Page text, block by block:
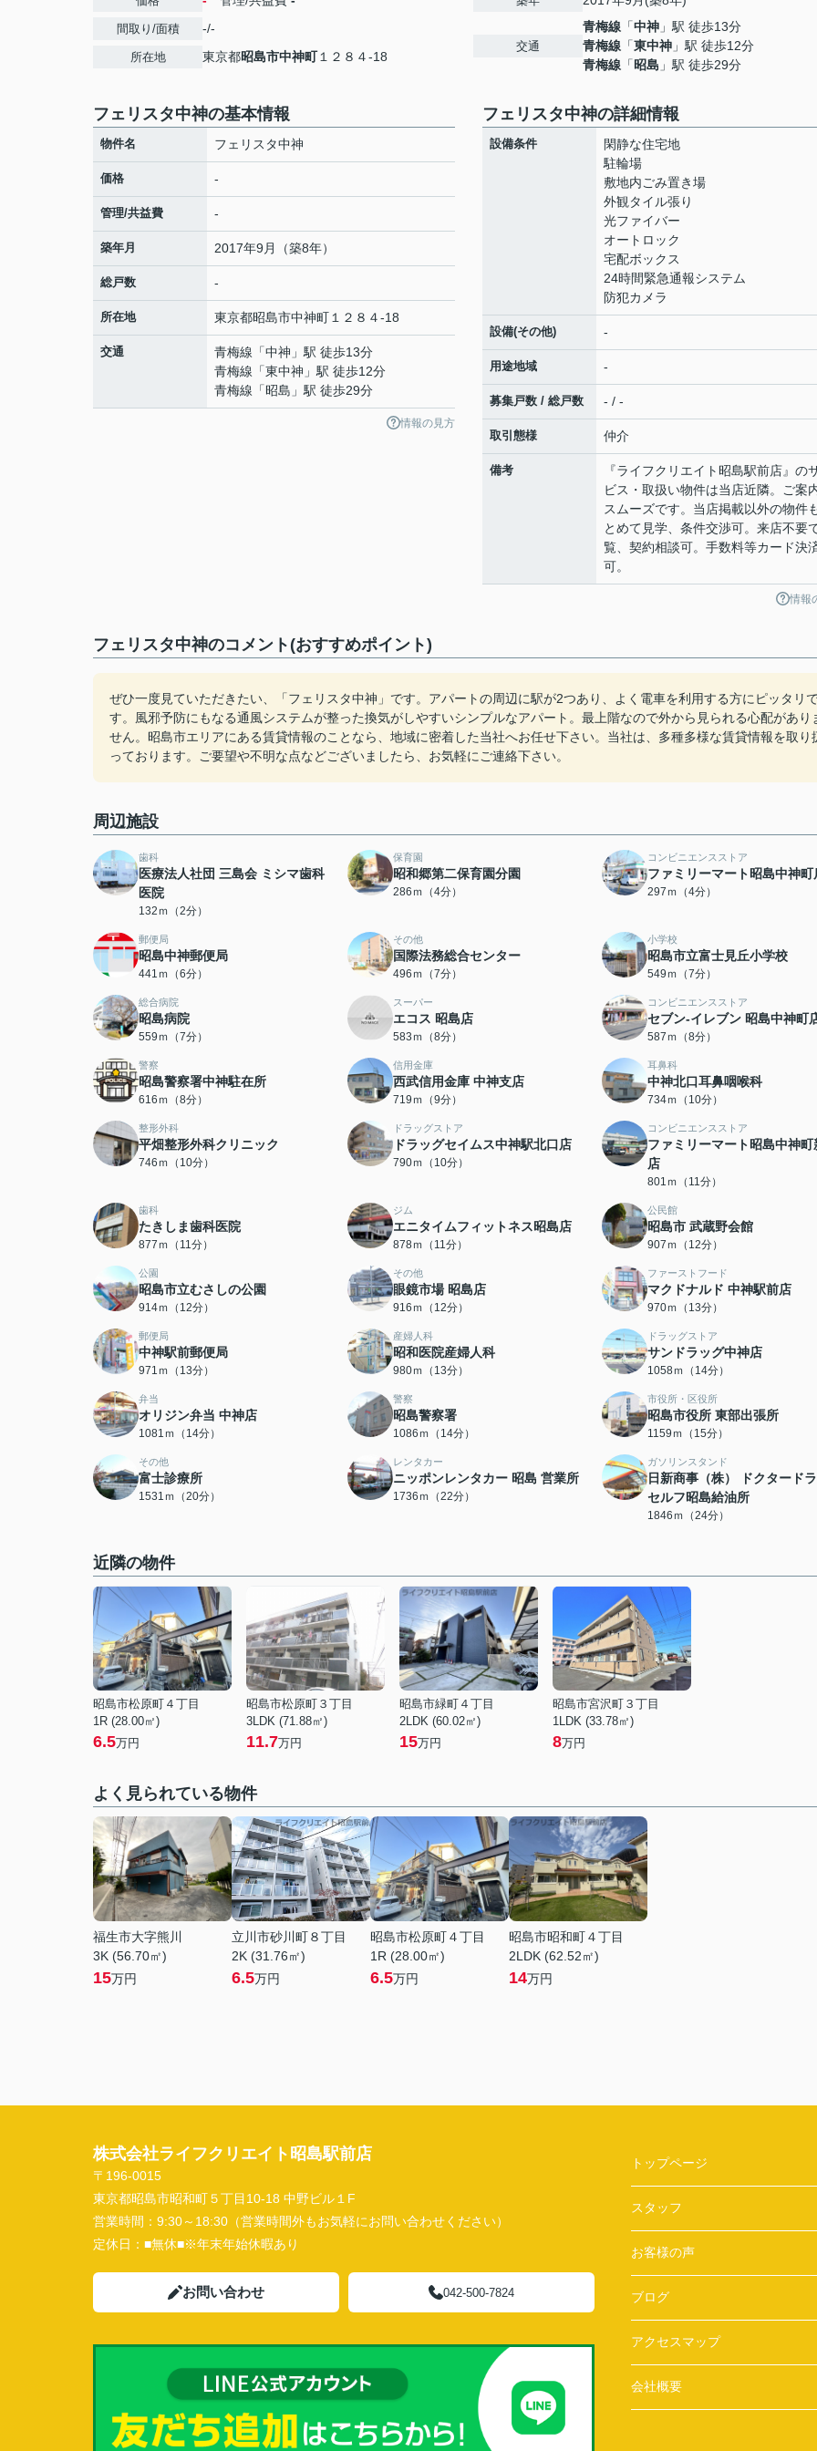
間取り/面積 -/-
所在地 東京都昭島市中神町１２８４-18
交通
青梅線 「中神 」駅 徒歩13分
青梅線 「東中神 」駅 徒歩12分
青梅線 「昭島 」駅 徒歩29分
フェリスタ中神の基本情報
物件名 フェリスタ中神
価格 -
管理/共益費 -
築年月 2017年9月（築8年）
総戸数 -
所在地 東京都昭島市中神町 １２８４-18
交通 青梅線 「中神 」駅 徒歩13分
青梅線 「東中神 」駅 徒歩12分
青梅線 「昭島 」駅 徒歩29分
情報の見方
フェリスタ中神の詳細情報
設備条件
閑静な住宅地
駐輪場
敷地内ごみ置き場
外観タイル張り
光ファイバー
オートロック
宅配ボックス
24時間緊急通報システム
防犯カメラ
設備(その他) -
用途地域 -
募集戸数 / 総戸数 - / -
取引態様 仲介
備考
『ライフクリエイト昭島駅前店』の
ビス・取扱い物件は当店近隣。ご案
スムーズです。当店掲載以外の物件
とめて見学、条件交渉可。来店不要
覧、契約相談可。手数料等カード決
可。
情報
フェリスタ中神のコメント(おすすめポイント)
ぜひ一度見ていただきたい、「フェリスタ中神」です。アパートの周辺に駅が2つあり、よく電車を利用する方にピッタリ
す。風邪予防にもなる通風システムが整った換気がしやすいシンプルなアパート。最上階なので外から見られる心配があり
せん。昭島市エリアにある賃貸情報のことなら、地域に密着した当社へお任せ下さい。当社は、多種多様な賃貸情報を取り
っております。ご要望や不明な点などございましたら、お気軽にご連絡下さい。
周辺施設
歯科
医療法人社団 三島会 ミシマ歯科
医院
132ｍ（2分）
保育園
昭和郷第二保育園分園
286ｍ（4分）
コンビニエンスストア
ファミリーマート昭島中神町
297ｍ（4分）
郵便局
昭島中神郵便局
441ｍ（6分）
その他
国際法務総合センター
496ｍ（7分）
小学校
昭島市立富士見丘小学校
549ｍ（7分）
総合病院
昭島病院
559ｍ（7分）
スーパー
エコス 昭島店
583ｍ（8分）
コンビニエンスストア
セブン-イレブン 昭島中神町
587ｍ（8分）
警察
昭島警察署中神駐在所
616ｍ（8分）
信用金庫
西武信用金庫 中神支店
719ｍ（9分）
耳鼻科
中神北口耳鼻咽喉科
734ｍ（10分）
整形外科
平畑整形外科クリニック
746ｍ（10分）
ドラッグストア
ドラッグセイムス中神駅北口店
790ｍ（10分）
コンビニエンスストア
ファミリーマート昭島中神町
店
801ｍ（11分）
歯科
たきしま歯科医院
877ｍ（11分）
ジム
エニタイムフィットネス昭島店
878ｍ（11分）
公民館
昭島市 武蔵野会館
907ｍ（12分）
公園
昭島市立むさしの公園
914ｍ（12分）
その他
眼鏡市場 昭島店
916ｍ（12分）
ファーストフード
マクドナルド 中神駅前店
970ｍ（13分）
郵便局
中神駅前郵便局
971ｍ（13分）
産婦人科
昭和医院産婦人科
980ｍ（13分）
ドラッグストア
サンドラッグ中神店
1058ｍ（14分）
弁当
オリジン弁当 中神店
1081ｍ（14分）
警察
昭島警察署
1086ｍ（14分）
市役所・区役所
昭島市役所 東部出張所
1159ｍ（15分）
その他
富士診療所
1531ｍ（20分）
レンタカー
ニッポンレンタカー 昭島 営業所
1736ｍ（22分）
ガソリンスタンド
日新商事（株） ドクタード
セルフ昭島給油所
1846ｍ（24分）
近隣の物件
昭島市松原町４丁目
1R (28.00㎡)
6.5万円
昭島市松原町３丁目
3LDK (71.88㎡)
11.7万円
昭島市緑町４丁目
2LDK (60.02㎡)
15万円
昭島市宮沢町３丁目
1LDK (33.78㎡)
8万円
よく見られている物件
福生市大字熊川
3K (56.70㎡)
15万円
立川市砂川町８丁目
2K (31.76㎡)
6.5万円
昭島市松原町４丁目
1R (28.00㎡)
6.5万円
昭島市昭和町４丁目
2LDK (62.52㎡)
14万円
株式会社ライフクリエイト昭島駅前店
〒196-0015
東京都昭島市昭和町５丁目10-18 中野ビル１F
営業時間： 9:30～18:30（営業時間外もお気軽にお問い合わせください）
定休日： ■無休■※年末年始休暇あり
お問い合わせ 042-500-7824
トップページ
スタッフ
お客様の声
ブログ
アクセスマップ
会社概要